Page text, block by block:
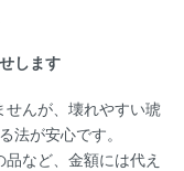
します
んが、壊れやすい琥
法が安心です。
など、金額には代え